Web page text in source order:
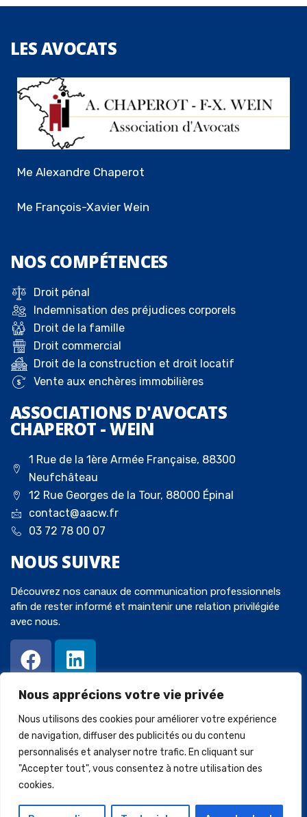
Nous apprécions votre vie privée
Nous utilisons des cookies pour améliorer votre expérience
de navigation, diffuser des publicités ou du contenu
personnalisés et analyser notre trafic. En cliquant sur
"Accepter tout", vous consentez à notre utilisation des
cookies.
LESAVOCATS
Me Alexandre Chaperot
Me François-Xavier Wein
NOS COMPÉTENCES
Droit pénal
Indemnisation des préjudices corporels
Droit de la famille
Droit commercial
Droit de la construction et droit locatif
Vente aux enchères immobilières
ASSOCIATIONS D'AVOCATS
CHAPEROT - WEIN
1 Rue de la 1ère Armée Française, 88300
Neufchâteau
12 Rue Georges de la Tour, 88000 Épinal
contact@aacw.fr
03 72 78 00 07
NOUS SUIVRE
Découvrez nos canaux de communication professionnels
afin de rester informé et maintenir une relation privilégiée
avec nous.
© 2023 Avocats-Chaperot-Wein. Tous droits réservés. Créé par